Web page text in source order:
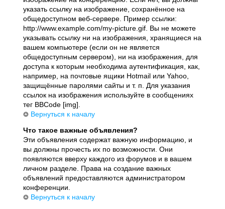
указать ссылку на изображение, сохранённое на
общедоступном веб-сервере. Пример ссылки:
http://www.example.com/my-picture.gif. Вы не можете
указывать ссылку ни на изображения, хранящиеся на
вашем компьютере (если он не является
общедоступным сервером), ни на изображения, для
доступа к которым необходима аутентификация, как,
например, на почтовые ящики Hotmail или Yahoo,
защищённые паролями сайты и т. п. Для указания
ссылок на изображения используйте в сообщениях
тег BBCode [img].
Вернуться к началу
Что такое важные объявления?
Эти объявления содержат важную информацию, и
вы должны прочесть их по возможности. Они
появляются вверху каждого из форумов и в вашем
личном разделе. Права на создание важных
объявлений предоставляются администратором
конференции.
Вернуться к началу